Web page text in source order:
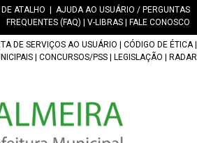
ATALHO
AJUDA AO USUÁRIO / PERGUNTAS
FREQUENTES (FAQ)
V-LIBRAS FALE CONOSCO
DE SERVIÇOS AO USUÁRIO CÓDIGO DE ÉTICA|
CONCURSOS/PSS LEGISLAÇÃO RADAR